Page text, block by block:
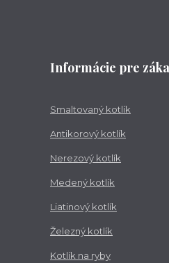
Informácie pre
Smaltovaný kotlík
Antikorový kotlík
Nerezový kotlík
Medený kotlík
Liatinový kotlík
Železný kotlík
Kotlík na ryby